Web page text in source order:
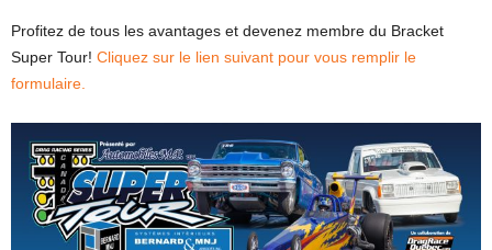
Profitez de tous les avantages et devenez membre du Bracket
Super Tour! Cliquez sur le lien suivant pour vous remplir le
formulaire.